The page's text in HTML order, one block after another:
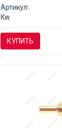
Артикул:
Kw
КУПИТЬ